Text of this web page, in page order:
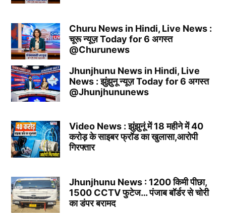
Churu News in Hindi, Live News :
चूरू न्यूज़ Today for 6 अगस्त
@Churunews
Jhunjhunu News in Hindi, Live
News : झुंझुनू न्यूज़ Today for 6 अगस्त
@Jhunjhununews
Video News : झुंझुनूं में 18 महीने में 40
करोड़ के साइबर फ्रॉड का खुलासा,आरोपी
गिरफ्तार
Jhunjhunu News : 1200 किमी पीछा,
1500 CCTV फुटेज… पंजाब बॉर्डर से चोरी
का डंपर बरामद